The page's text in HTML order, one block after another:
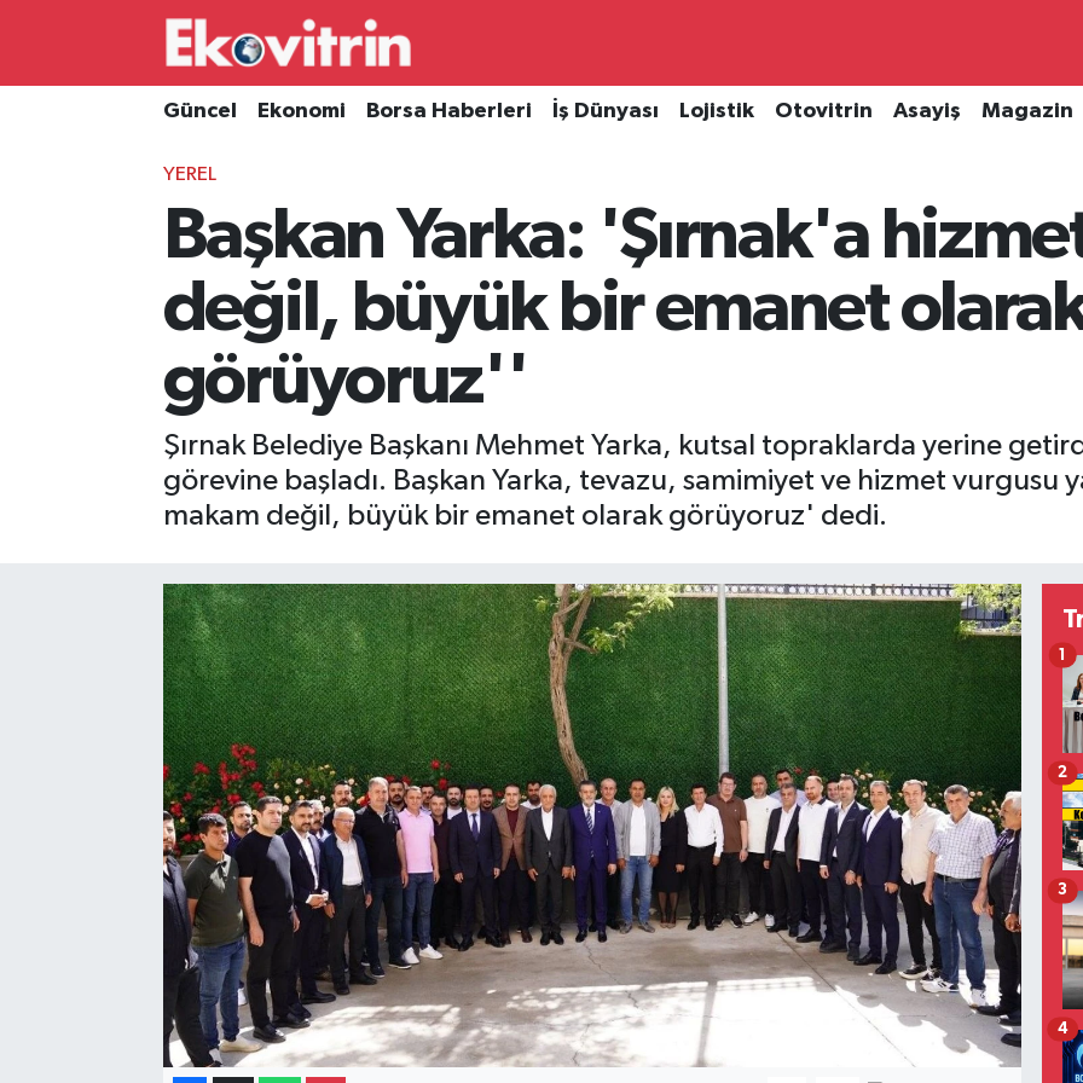
Güncel Ekonomi Borsa Haberleri İş Dünyası Lojistik Otovitrin Asayiş Magazin
YEREL
Başkan Yarka: 'Şırnak'a
değil, büyük bir emanet
görüyoruz''
Şırnak Belediye Başkanı Mehmet Yarka, kutsal topraklarda yerine
görevine başladı. Başkan Yarka, tevazu, samimiyet ve hizmet vurgusu
makam değil, büyük bir emanet olarak görüyoruz' dedi.
1
2
3
4
Güncel
Borsa Haberleri
Gayrimenkul
Hava Durumu
Süper Lig Puan Durumu ve Fikstür
Tüm Manşetler
Son Dakika Haberleri
Haber Arşivi